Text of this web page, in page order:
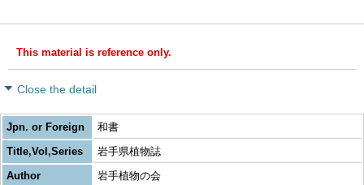
This material is reference only.
Close the detail
Jpn. or Foreign
和書
Title,Vol,Series
岩手県植物誌
Author
岩手植物の会